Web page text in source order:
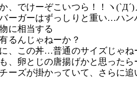
、でけーぞこいつら！！ヽ(`Д´)
ーガーはずっしりと重い…ハン
に相当する
るんじゃねーか？
、この丼…普通のサイズじゃね
、卵とじの唐揚げかと思ったら
ーズが掛かっていて、さらに